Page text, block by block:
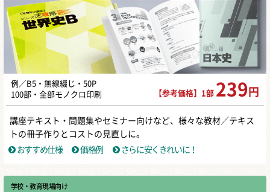
例／B5・無線綴じ・50P
100部・全部モノクロ印刷
【参考価格】1部 239 円
講座テキスト・問題集やセミナー向けなど、様々な教材／テキス
トの冊子作りとコストの見直しに。
おすすめ仕様
価格例 さらに安くきれいに！
学校・教育現場向け